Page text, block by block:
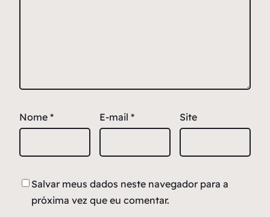
Nome * E-mail * Site
Salvar meus dados neste navegador para a
próxima vez que eu comentar.